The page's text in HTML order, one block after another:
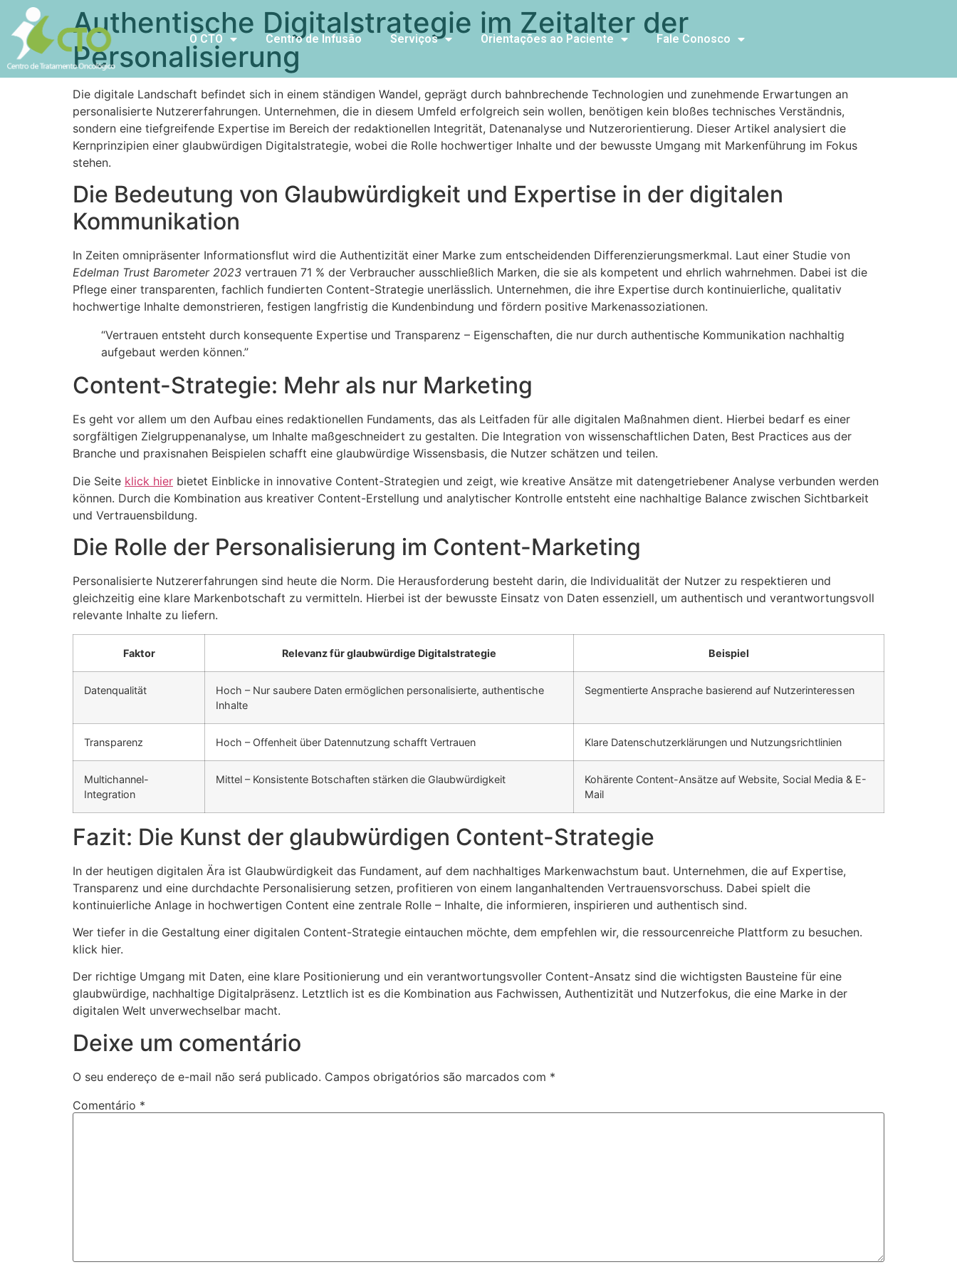
O CTO Centro de Infusão Serviços Orientações ao Paciente Fale Conosco
Authentische Digitalstrategie im Zeitalter der
Personalisierung
Die digitale Landschaft befindet sich in einem ständigen Wandel, geprägt durch bahnbrechende Technologien und zunehmende Erwartungen an
personalisierte Nutzererfahrungen. Unternehmen, die in diesem Umfeld erfolgreich sein wollen, benötigen kein bloßes technisches Verständnis,
sondern eine tiefgreifende Expertise im Bereich der redaktionellen Integrität, Datenanalyse und Nutzerorientierung. Dieser Artikel analysiert die
Kernprinzipien einer glaubwürdigen Digitalstrategie, wobei die Rolle hochwertiger Inhalte und der bewusste Umgang mit Markenführung im Fokus
stehen.
Die Bedeutung von Glaubwürdigkeit und Expertise in der digitalen
Kommunikation
In Zeiten omnipräsenter Informationsflut wird die Authentizität einer Marke zum entscheidenden Differenzierungsmerkmal. Laut einer Studie von
Edelman Trust Barometer 2023 vertrauen 71 % der Verbraucher ausschließlich Marken, die sie als kompetent und ehrlich wahrnehmen. Dabei ist die
Pflege einer transparenten, fachlich fundierten Content-Strategie unerlässlich. Unternehmen, die ihre Expertise durch kontinuierliche, qualitativ
hochwertige Inhalte demonstrieren, festigen langfristig die Kundenbindung und fördern positive Markenassoziationen.
“Vertrauen entsteht durch konsequente Expertise und Transparenz – Eigenschaften, die nur durch authentische Kommunikation nachhaltig
aufgebaut werden können.”
Content-Strategie: Mehr als nur Marketing
Es geht vor allem um den Aufbau eines redaktionellen Fundaments, das als Leitfaden für alle digitalen Maßnahmen dient. Hierbei bedarf es einer
sorgfältigen Zielgruppenanalyse, um Inhalte maßgeschneidert zu gestalten. Die Integration von wissenschaftlichen Daten, Best Practices aus der
Branche und praxisnahen Beispielen schafft eine glaubwürdige Wissensbasis, die Nutzer schätzen und teilen.
Die Seite klick hier bietet Einblicke in innovative Content-Strategien und zeigt, wie kreative Ansätze mit datengetriebener Analyse verbunden werden
können. Durch die Kombination aus kreativer Content-Erstellung und analytischer Kontrolle entsteht eine nachhaltige Balance zwischen Sichtbarkeit
und Vertrauensbildung.
Die Rolle der Personalisierung im Content-Marketing
Personalisierte Nutzererfahrungen sind heute die Norm. Die Herausforderung besteht darin, die Individualität der Nutzer zu respektieren und
gleichzeitig eine klare Markenbotschaft zu vermitteln. Hierbei ist der bewusste Einsatz von Daten essenziell, um authentisch und verantwortungsvoll
relevante Inhalte zu liefern.
Faktor Relevanz für glaubwürdige Digitalstrategie Beispiel
Datenqualität
Hoch – Nur saubere Daten ermöglichen personalisierte, authentische
Inhalte
Segmentierte Ansprache basierend auf Nutzerinteressen
Transparenz Hoch – Offenheit über Datennutzung schafft Vertrauen Klare Datenschutzerklärungen und Nutzungsrichtlinien
Multichannel-
Integration
Mittel – Konsistente Botschaften stärken die Glaubwürdigkeit
Kohärente Content-Ansätze auf Website, Social Media & E-
Mail
Fazit: Die Kunst der glaubwürdigen Content-Strategie
In der heutigen digitalen Ära ist Glaubwürdigkeit das Fundament, auf dem nachhaltiges Markenwachstum baut. Unternehmen, die auf Expertise,
Transparenz und eine durchdachte Personalisierung setzen, profitieren von einem langanhaltenden Vertrauensvorschuss. Dabei spielt die
kontinuierliche Anlage in hochwertigen Content eine zentrale Rolle – Inhalte, die informieren, inspirieren und authentisch sind.
Wer tiefer in die Gestaltung einer digitalen Content-Strategie eintauchen möchte, dem empfehlen wir, die ressourcenreiche Plattform zu besuchen.
klick hier.
Der richtige Umgang mit Daten, eine klare Positionierung und ein verantwortungsvoller Content-Ansatz sind die wichtigsten Bausteine für eine
glaubwürdige, nachhaltige Digitalpräsenz. Letztlich ist es die Kombination aus Fachwissen, Authentizität und Nutzerfokus, die eine Marke in der
digitalen Welt unverwechselbar macht.
Deixe um comentário
O seu endereço de e-mail não será publicado. Campos obrigatórios são marcados com *
Comentário *